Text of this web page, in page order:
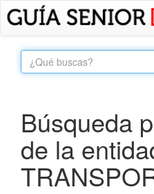
Búsqueda
de la